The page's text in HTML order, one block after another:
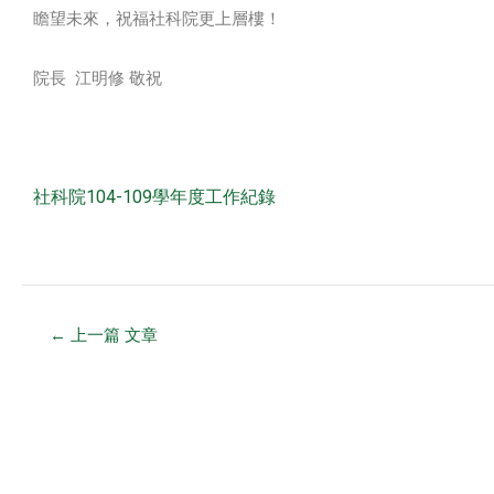
瞻望未來，祝福社科院更上層樓！
院長 江明修 敬祝
社科院104-109學年度工作紀錄
← 上一篇 文章